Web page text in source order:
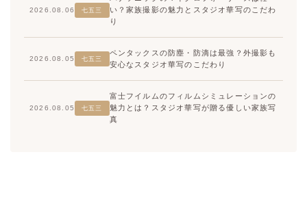
2026.08.06 七五三
い？家族撮影の魅力とスタジオ華写のこだわ
り
2026.08.05 七五三
ペンタックスの防塵・防滴は最強？外撮影も
安心なスタジオ華写のこだわり
2026.08.05 七五三
富士フイルムのフィルムシミュレーションの
魅力とは？スタジオ華写が贈る優しい家族写
真